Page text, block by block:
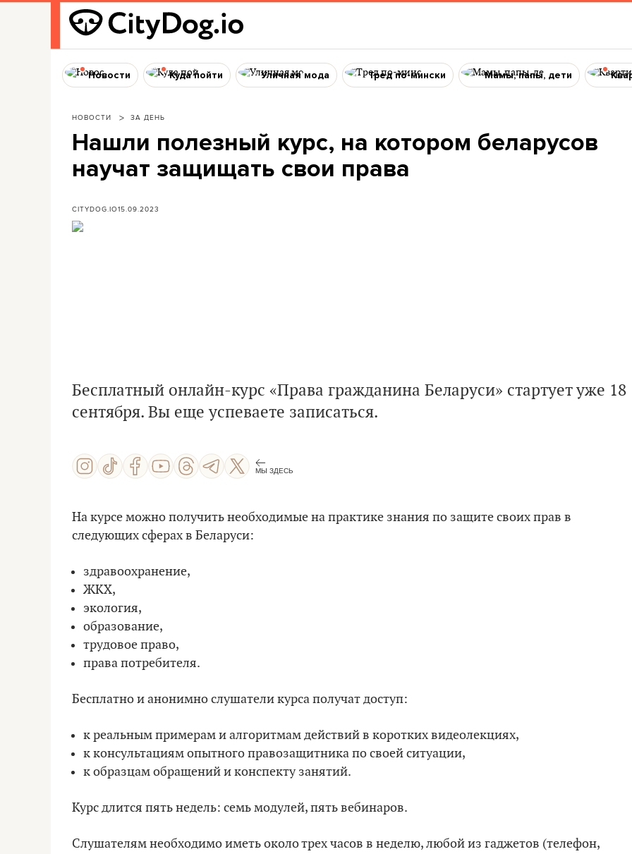
Новости Куда пойти Уличная мода Тред по-мински Мамы, папы, дети
НОВОСТИ ЗА ДЕНЬ
Нашли полезный курс, на котором беларусов
научат защищать свои права
CITYDOG.IO15.09.2023
Бесплатный онлайн-курс «Права гражданина Беларуси» стартует уже 18
сентября. Вы еще успеваете записаться.
МЫ ЗДЕСЬ
На курсе можно получить необходимые на практике знания по защите своих прав в
следующих сферах в Беларуси:
здравоохранение,
ЖКХ,
экология,
образование,
трудовое право,
права потребителя.
Бесплатно и анонимно слушатели курса получат доступ:
к реальным примерам и алгоритмам действий в коротких видеолекциях,
к консультациям опытного правозащитника по своей ситуации,
к образцам обращений и конспекту занятий.
Курс длится пять недель: семь модулей, пять вебинаров.
Слушателям необходимо иметь около трех часов в неделю, любой из гаджетов (телефон,